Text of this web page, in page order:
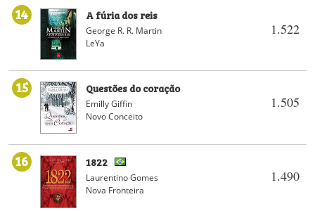
14
1.522
A fúria dos reis
George R. R. Martin
LeYa
15
1.505
Questões do coração
Emilly Giffin
Novo Conceito
16
1.490
1822
Laurentino Gomes
Nova Fronteira